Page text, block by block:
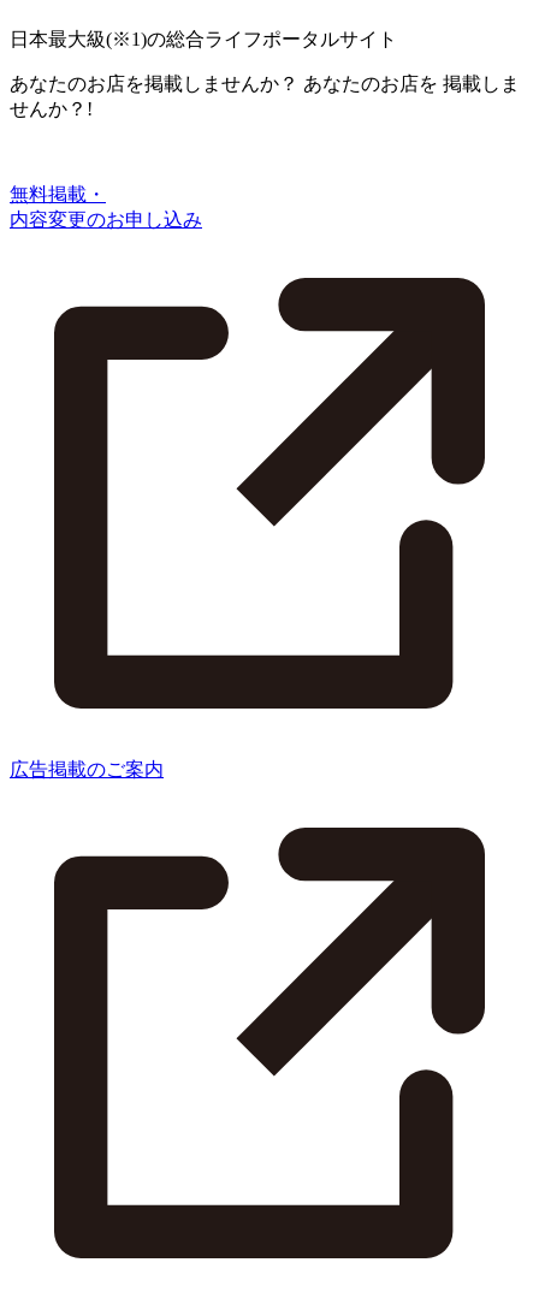
日本最大級(※1)の総合ライフポータルサイト
あなたのお店を掲載しませんか？ あなたのお店を 掲載しま
せんか？!
無料掲載・
内容変更のお申し込み
広告掲載のご案内